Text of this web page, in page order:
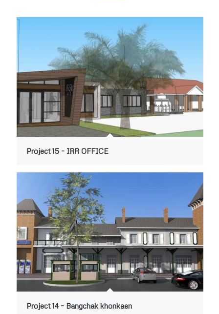
Project 15 – IRR OFFICE
Project 14 – Bangchak khonkaen